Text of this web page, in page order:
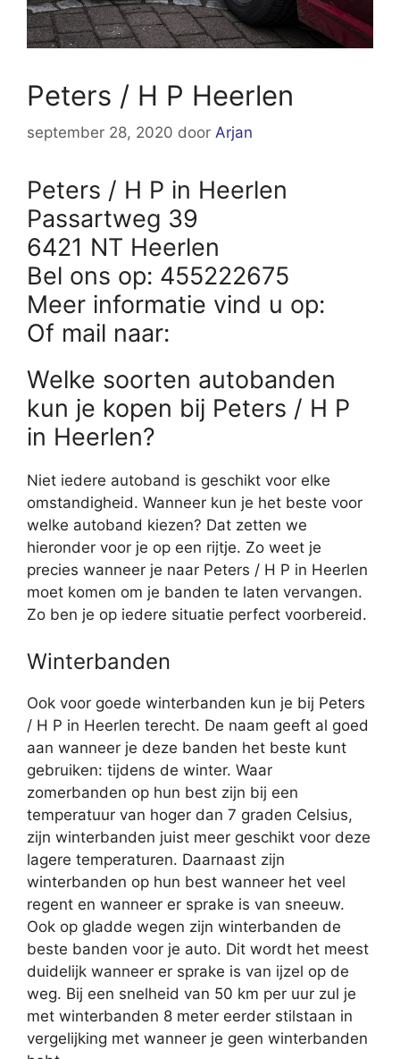
Peters / H P Heerlen
september 28, 2020 door Arjan
Peters / H P in Heerlen
Passartweg 39
6421 NT Heerlen
Bel ons op: 455222675
Meer informatie vind u op:
Of mail naar:
Welke soorten autobanden
kun je kopen bij Peters / H P
in Heerlen?
Niet iedere autoband is geschikt voor elke
omstandigheid. Wanneer kun je het beste voor
welke autoband kiezen? Dat zetten we
hieronder voor je op een rijtje. Zo weet je
precies wanneer je naar Peters / H P in Heerlen
moet komen om je banden te laten vervangen.
Zo ben je op iedere situatie perfect voorbereid.
Winterbanden
Ook voor goede winterbanden kun je bij Peters
/ H P in Heerlen terecht. De naam geeft al goed
aan wanneer je deze banden het beste kunt
gebruiken: tijdens de winter. Waar
zomerbanden op hun best zijn bij een
temperatuur van hoger dan 7 graden Celsius,
zijn winterbanden juist meer geschikt voor deze
lagere temperaturen. Daarnaast zijn
winterbanden op hun best wanneer het veel
regent en wanneer er sprake is van sneeuw.
Ook op gladde wegen zijn winterbanden de
beste banden voor je auto. Dit wordt het meest
duidelijk wanneer er sprake is van ijzel op de
weg. Bij een snelheid van 50 km per uur zul je
met winterbanden 8 meter eerder stilstaan in
vergelijking met wanneer je geen winterbanden